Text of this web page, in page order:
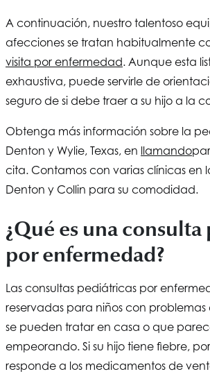
A continuación, nuestro talentoso
afecciones se tratan habitualmente
visita por enfermedad. Aunque esta
exhaustiva, puede servirle de
seguro de si debe traer a su hijo a la
Obtenga más información sobre la
Denton y Wylie, Texas, en llamando
cita. Contamos con varias clínicas en
Denton y Collin para su comodidad.
¿Qué es una
por enfermedad?
Las consultas pediátricas por
reservadas para niños con
se pueden tratar en casa o que
empeorando. Si su hijo tiene fiebre,
responde a los medicamentos de